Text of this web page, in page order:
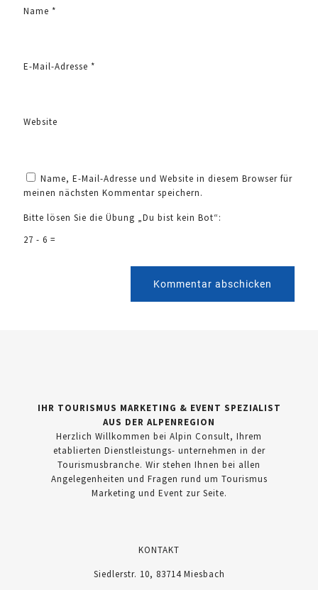
Name *
E-Mail-Adresse *
Website
Name, E-Mail-Adresse und Website in diesem Browser für
meinen nächsten Kommentar speichern.
Bitte lösen Sie die Übung „Du bist kein Bot“:
27 - 6 =
IHR TOURISMUS MARKETING & EVENT SPEZIALIST
AUS DER ALPENREGION
Herzlich Willkommen bei Alpin Consult, Ihrem
etablierten Dienstleistungs- unternehmen in der
Tourismusbranche. Wir stehen Ihnen bei allen
Angelegenheiten und Fragen rund um Tourismus
Marketing und Event zur Seite.
KONTAKT
Siedlerstr. 10, 83714 Miesbach